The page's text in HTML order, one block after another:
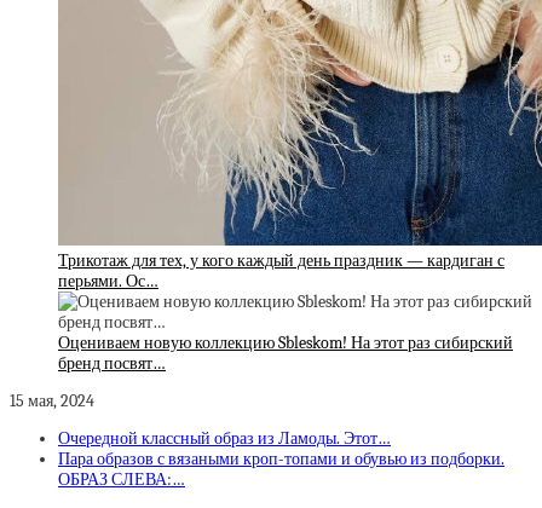
Трикотаж для тех, у кого каждый день праздник — кардиган с
перьями. Ос…
Оцениваем новую коллекцию Sbleskom! На этот раз сибирский
бренд посвят…
15 мая, 2024
Очередной классный образ из Ламоды. Этот…
Пара образов с вязаными кроп-топами и обувью из подборки.
ОБРАЗ СЛЕВА:…